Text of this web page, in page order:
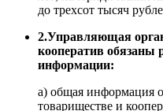
до трехсот тысяч
2.Управляющая
кооператив
информации:
а) общая информация
товариществе и